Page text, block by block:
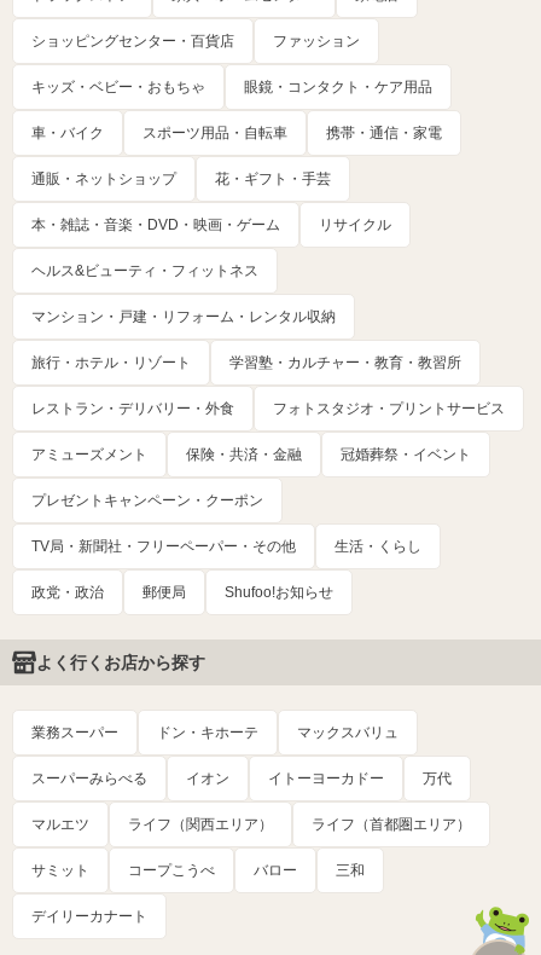
ショッピングセンター・百貨店 ファッション
キッズ・ベビー・おもちゃ 眼鏡・コンタクト・ケア用品
車・バイク スポーツ用品・自転車 携帯・通信・家電
通販・ネットショップ 花・ギフト・手芸
本・雑誌・音楽・DVD・映画・ゲーム リサイクル
ヘルス&ビューティ・フィットネス
マンション・戸建・リフォーム・レンタル収納
旅行・ホテル・リゾート 学習塾・カルチャー・教育・教習所
レストラン・デリバリー・外食 フォトスタジオ・プリントサービス
アミューズメント 保険・共済・金融 冠婚葬祭・イベント
プレゼントキャンペーン・クーポン
TV局・新聞社・フリーペーパー・その他 生活・くらし
政党・政治 郵便局 Shufoo!お知らせ
よく行くお店から探す
業務スーパー ドン・キホーテ マックスバリュ
スーパーみらべる イオン イトーヨーカドー 万代
マルエツ ライフ（関西エリア） ライフ（首都圏エリア）
サミット コープこうべ バロー 三和
デイリーカナート